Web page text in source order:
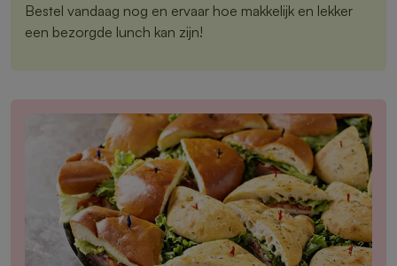
Bestel vandaag nog en ervaar hoe makkelijk en lekker
een bezorgde lunch kan zijn!